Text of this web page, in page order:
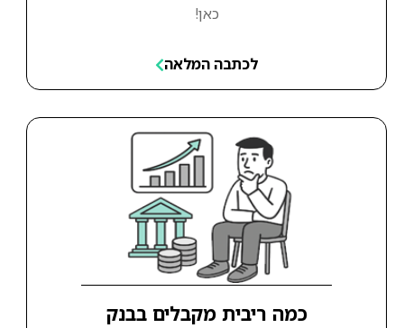
כאן!
לכתבה המלאה
כמה ריבית מקבלים בבנק